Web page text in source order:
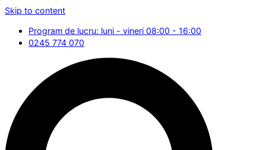
Skip to content
Program de lucru: luni - vineri 08:00 - 16:00
0245 774 070